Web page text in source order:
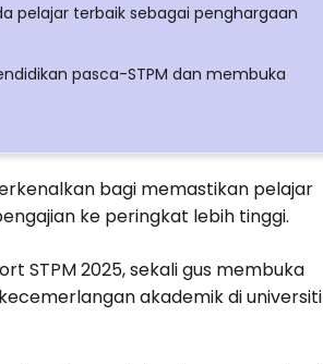
pelajar terbaik sebagai penghargaan
pasca-STPM dan membuka
bagi memastikan pelajar
ke peringkat lebih tinggi.
STPM 2025, sekali gus membuka
akademik di universiti